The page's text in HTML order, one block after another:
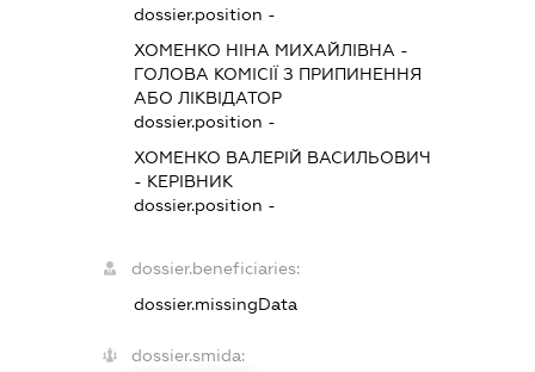
dossier.position -
ХОМЕНКО НІНА МИХАЙЛІВНА -
ГОЛОВА КОМІСІЇ З ПРИПИНЕННЯ
АБО ЛІКВІДАТОР
dossier.position -
ХОМЕНКО ВАЛЕРІЙ ВАСИЛЬОВИЧ
- КЕРІВНИК
dossier.position -
dossier.beneficiaries:
dossier.missingData
dossier.smida: